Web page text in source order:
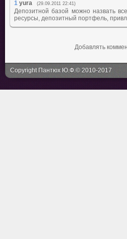
1 yura (29.09.2011 22:41)
Депозитной базой можно назвать
ресурсы, депозитный портфель,
Добавлять
Copyright Пантюх Ю.Ф.© 2010-2017